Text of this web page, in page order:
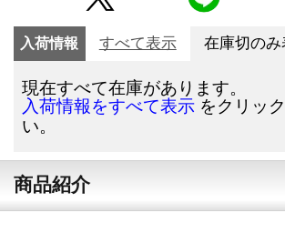
入荷情報 すべて表示 在庫切のみ
現在すべて在庫があります。
入荷情報をすべて表示 をクリッ
い。
商品紹介